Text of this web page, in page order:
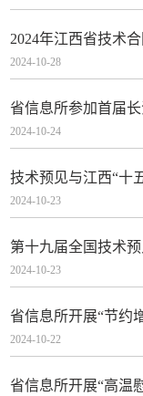
2024年江西省技术
2024-10-28
省信息所参加首届
2024-10-24
技术预见与江西“十
2024-10-23
第十九届全国技术
2024-10-23
省信息所开展“节约
2024-10-22
省信息所开展“高温